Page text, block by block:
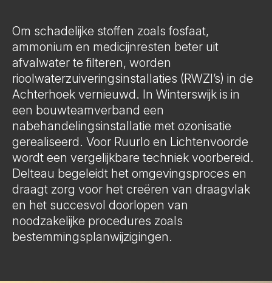
Om schadelijke stoffen zoals fosfaat,
ammonium en medicijnresten beter uit
afvalwater te filteren, worden
rioolwaterzuiveringsinstallaties (RWZI’s) in de
Achterhoek vernieuwd. In Winterswijk is in
een bouwteamverband een
nabehandelingsinstallatie met ozonisatie
gerealiseerd. Voor Ruurlo en Lichtenvoorde
wordt een vergelijkbare techniek voorbereid.
Delteau begeleidt het omgevingsproces en
draagt zorg voor het creëren van draagvlak
en het succesvol doorlopen van
noodzakelijke procedures zoals
bestemmingsplanwijzigingen.